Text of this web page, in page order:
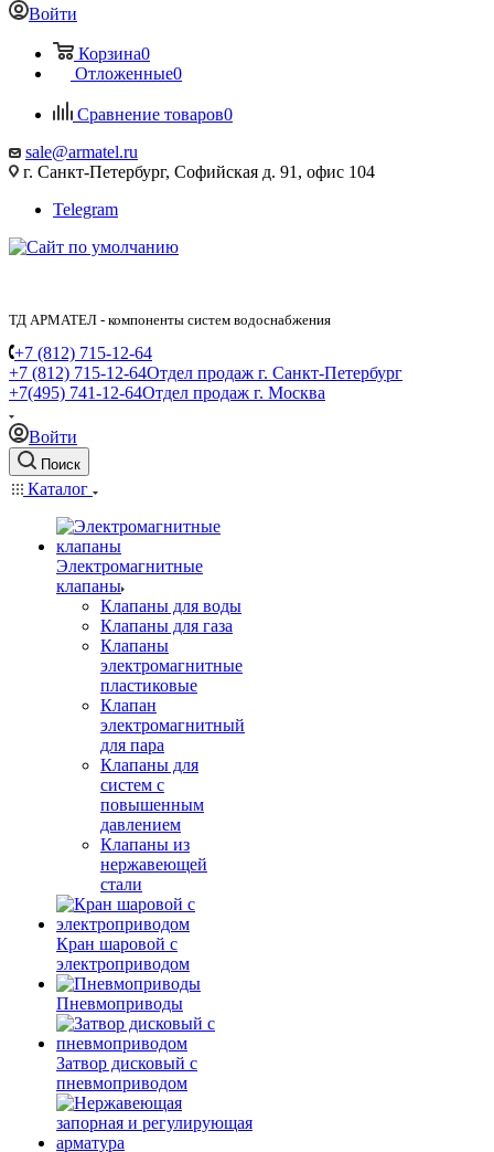
Войти
Корзина0
Отложенные0
Сравнение товаров0
sale@armatel.ru
г. Санкт-Петербург, Софийская д. 91, офис 104
Telegram
ТД АРМАТЕЛ - компоненты систем водоснабжения
+7 (812) 715-12-64
+7 (812) 715-12-64Отдел продаж г. Санкт-Петербург
+7(495) 741-12-64Отдел продаж г. Москва
Войти
Поиск
Каталог
Электромагнитные
клапаны
Клапаны для воды
Клапаны для газа
Клапаны
электромагнитные
пластиковые
Клапан
электромагнитный
для пара
Клапаны для
систем с
повышенным
давлением
Клапаны из
нержавеющей
стали
Кран шаровой с
электроприводом
Пневмоприводы
Затвор дисковый с
пневмоприводом